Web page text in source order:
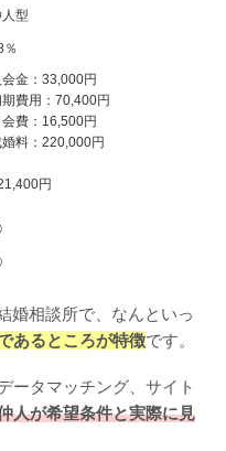
型
％
会金：33,000円
費用：70,400円
会費：16,500円
婚料：220,000円
円
婚相談所で、なんといっ
あるところが特徴です。
ータマッチング、サイト
人が希望条件と実際に見